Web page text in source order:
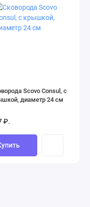
Scovo Consul, с
диаметр 24 см
₽.